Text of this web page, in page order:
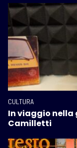
CULTURA
In viaggio
Camilletti